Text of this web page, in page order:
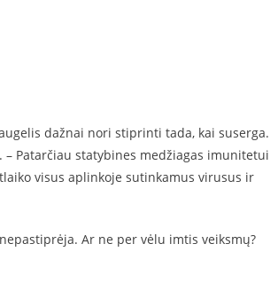
dažnai nori stiprinti tada, kai suserga.
– Patarčiau statybines medžiagas imunitetui
visus aplinkoje sutinkamus virusus ir
Ar ne per vėlu imtis veiksmų?